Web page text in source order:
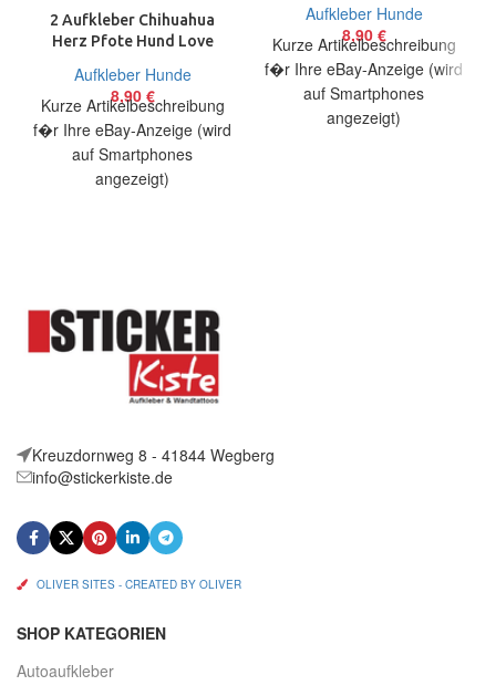
2 Aufkleber Chihuahua
Herz Pfote Hund Love
Tuning JDM
Aufkleber Hunde
8,90 €
Kurze Artikelbeschreibung
f�r Ihre eBay-Anzeige (wird
auf Smartphones
angezeigt)
JDM
Aufkleber Hunde
8,90 €
Kurze Artikelbeschreibung
f�r Ihre eBay-Anzeige (wird
auf Smartphones
angezeigt)
Kreuzdornweg 8 - 41844 Wegberg
info@stickerkiste.de
OLIVER SITES - CREATED BY OLIVER
SHOP KATEGORIEN
Autoaufkleber